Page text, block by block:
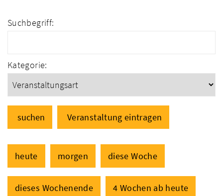
Suchbegriff:
Kategorie:
suchen Veranstaltung eintragen
heute morgen diese Woche
dieses Wochenende 4 Wochen ab heute